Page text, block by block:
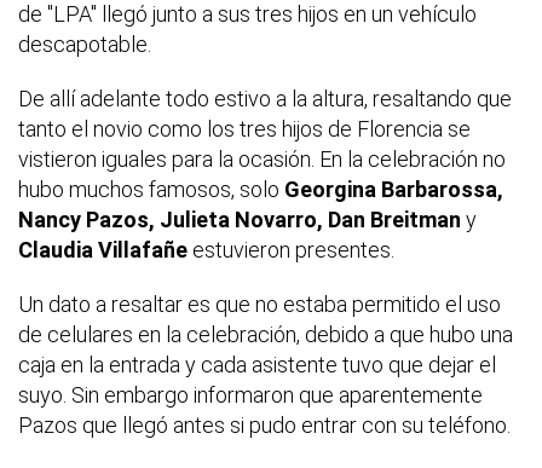
de "LPA" llegó junto a sus tres hijos en un vehículo
descapotable.
De allí adelante todo estivo a la altura, resaltando que
tanto el novio como los tres hijos de Florencia se
vistieron iguales para la ocasión. En la celebración no
hubo muchos famosos, solo Georgina Barbarossa,
Nancy Pazos, Julieta Novarro, Dan Breitman y
Claudia Villafañe estuvieron presentes.
Un dato a resaltar es que no estaba permitido el uso
de celulares en la celebración, debido a que hubo una
caja en la entrada y cada asistente tuvo que dejar el
suyo. Sin embargo informaron que aparentemente
Pazos que llegó antes si pudo entrar con su teléfono.